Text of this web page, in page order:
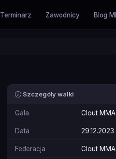
Terminarz Zawodnicy Blog
Szczegóły walki
Gala Clout
Data 29.12.2023
Federacja Clout MMA